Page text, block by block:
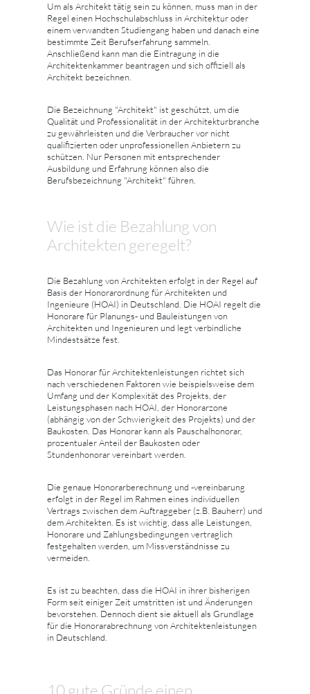
Um als Architekt tätig sein zu können, muss man in der
Regel einen Hochschulabschluss in Architektur oder
einem verwandten Studiengang haben und danach eine
bestimmte Zeit Berufserfahrung sammeln.
Anschließend kann man die Eintragung in die
Architektenkammer beantragen und sich offiziell als
Architekt bezeichnen.
Die Bezeichnung "Architekt" ist geschützt, um die
Qualität und Professionalität in der Architekturbranche
zu gewährleisten und die Verbraucher vor nicht
qualifizierten oder unprofessionellen Anbietern zu
schützen. Nur Personen mit entsprechender
Ausbildung und Erfahrung können also die
Berufsbezeichnung "Architekt" führen.
Wie ist die Bezahlung von
Architekten geregelt?
Die Bezahlung von Architekten erfolgt in der Regel auf
Basis der Honorarordnung für Architekten und
Ingenieure (HOAI) in Deutschland. Die HOAI regelt die
Honorare für Planungs- und Bauleistungen von
Architekten und Ingenieuren und legt verbindliche
Mindestsätze fest.
Das Honorar für Architektenleistungen richtet sich
nach verschiedenen Faktoren wie beispielsweise dem
Umfang und der Komplexität des Projekts, der
Leistungsphasen nach HOAI, der Honorarzone
(abhängig von der Schwierigkeit des Projekts) und der
Baukosten. Das Honorar kann als Pauschalhonorar,
prozentualer Anteil der Baukosten oder
Stundenhonorar vereinbart werden.
Die genaue Honorarberechnung und -vereinbarung
erfolgt in der Regel im Rahmen eines individuellen
Vertrags zwischen dem Auftraggeber (z.B. Bauherr) und
dem Architekten. Es ist wichtig, dass alle Leistungen,
Honorare und Zahlungsbedingungen vertraglich
festgehalten werden, um Missverständnisse zu
vermeiden.
Es ist zu beachten, dass die HOAI in ihrer bisherigen
Form seit einiger Zeit umstritten ist und Änderungen
bevorstehen. Dennoch dient sie aktuell als Grundlage
für die Honorarabrechnung von Architektenleistungen
in Deutschland.